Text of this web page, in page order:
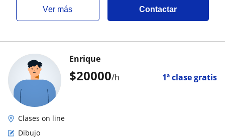
ver más Contactar
$20000/h 1ª clase gratis
Enrique
Clases on line
Dibujo